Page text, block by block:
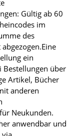
Gültig ab 60
im
des
ein
Bestellungen über
Artikel, Bücher
anderen
Neukunden.
anwendbar und